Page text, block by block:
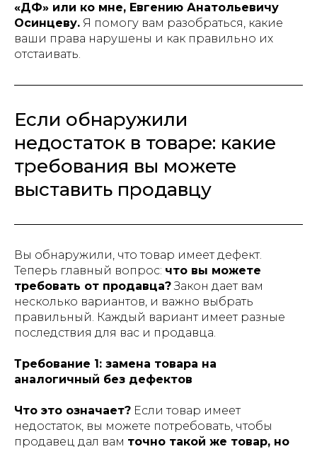
«ДФ» или ко мне, Евгению Анатольевичу
Осинцеву. Я помогу вам разобраться, какие
ваши права нарушены и как правильно их
отстаивать.
Если обнаружили
недостаток в товаре: какие
требования вы можете
выставить продавцу
Вы обнаружили, что товар имеет дефект.
Теперь главный вопрос: что вы можете
требовать от продавца?Закон дает вам
несколько вариантов, и важно выбрать
правильный. Каждый вариант имеет разные
последствия для вас и продавца.
Требование 1: замена товара на
аналогичный без дефектов
Что это означает? Если товар имеет
недостаток, вы можете потребовать, чтобы
продавец дал вам точно такой же товар, но